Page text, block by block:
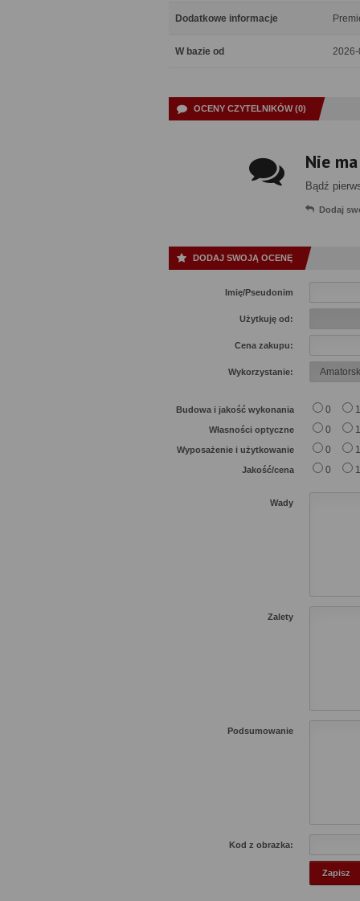
Dodatkowe informacje
W bazie od
OCENY CZYTELNIKÓW (0)
Nie
Bądź
Dodaj
DODAJ SWOJĄ OCENĘ
Imię/Pseudonim
Użytkuję od:
Cena zakupu:
Wykorzystanie:
Budowa i jakość wykonania 0 1
Własności optyczne 0 1
Wyposażenie i użytkowanie 0 1
Jakość/cena 0 1
Wady
Zalety
Podsumowanie
Kod z obrazka: